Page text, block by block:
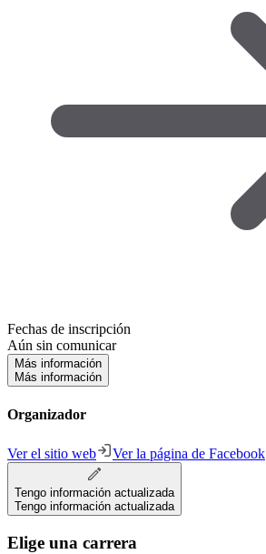
Fechas de inscripción
Aún sin comunicar
Más información
Más información
Organizador
Ver el sitio web Ver la página de Facebook
Tengo información actualizada
Tengo información actualizada
Elige una carrera